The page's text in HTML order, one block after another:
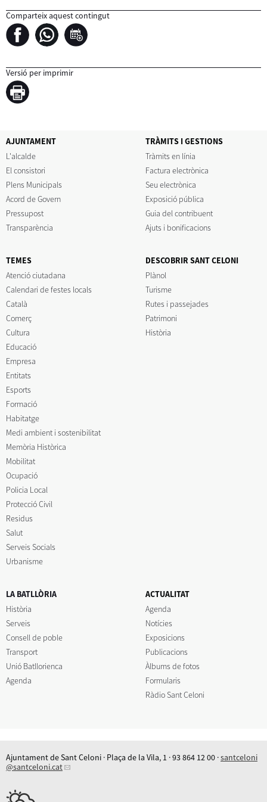
Comparteix aquest contingut
Versió per imprimir
AJUNTAMENT
L'alcalde
El consistori
Plens Municipals
Acord de Govern
Pressupost
Transparència
TRÀMITS I GESTIONS
Tràmits en línia
Factura electrònica
Seu electrònica
Exposició pública
Guia del contribuent
Ajuts i bonificacions
TEMES
Atenció ciutadana
Calendari de festes locals
Català
Comerç
Cultura
Educació
Empresa
Entitats
Esports
Formació
Habitatge
Medi ambient i sostenibilitat
Memòria Històrica
Mobilitat
Ocupació
Policia Local
Protecció Civil
Residus
Salut
Serveis Socials
Urbanisme
DESCOBRIR SANT CELONI
Plànol
Turisme
Rutes i passejades
Patrimoni
Història
LA BATLLÒRIA
Història
Serveis
Consell de poble
Transport
Unió Batllorienca
Agenda
ACTUALITAT
Agenda
Notícies
Exposicions
Publicacions
Àlbums de fotos
Formularis
Ràdio Sant Celoni
Ajuntament de Sant Celoni · Plaça de la Vila, 1 · 93 864 12 00 ·santceloni
@santceloni.cat